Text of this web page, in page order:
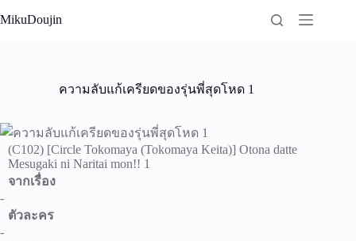
to
MikuDoujin
ความลับแก้เครียดของรุ่นพี่สุดโหด 1
(C102) [Circle Tokomaya (Tokomaya Keita)] Otona datte
Mesugaki ni Naritai mon!! 1
จากเรื่อง
-
ตัวละคร
-